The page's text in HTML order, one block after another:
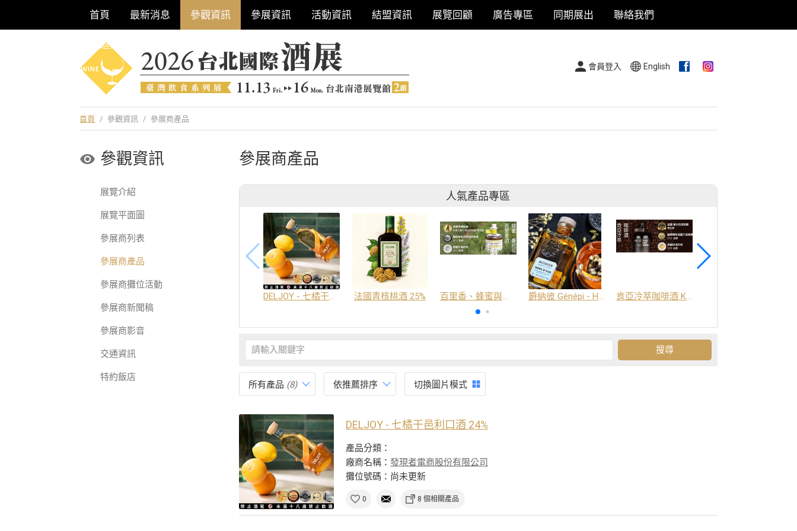
首頁 最新消息 參觀資訊 參展資訊 活動資訊 結盟資訊 展覽回顧 廣告專區 同期展出 聯絡我們
巡迴酒展系列
會員登入 English
首頁 / 參觀資訊 / 參展商產品
參觀資訊
展覽介紹
展覽平面圖
參展商列表
參展商產品
參展商攤位活動
參展商新聞稿
參展商影音
交通資訊
特約飯店
參展商產品
人氣產品專區
DELJOY - 七橘干邑利口酒 24% 法國青核桃酒 25% 百里香、蜂蜜與番紅花酒 爵納彼 Génépi - Hors d'Age (橡木桶陳釀) -阿爾卑斯山草本酒 肯亞冷萃咖啡酒 Kenya Coffee Brew
所有產品 (8) 依推薦排序 切換圖片模式
DELJOY - 七橘干邑利口酒 24%
產品分類：
廠商名稱：發現者電商股份有限公司
攤位號碼：尚未更新
0 8 個相關產品